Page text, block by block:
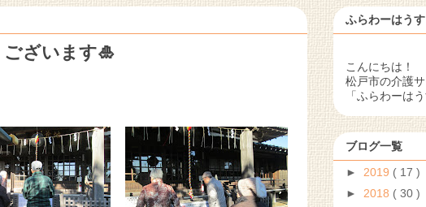
ざいます🎍
ふらわーはうす
こんにちは！
松戸市の介護
「ふらわーは
ブログ一覧
► 2019 ( 17 )
► 2018 ( 30 )